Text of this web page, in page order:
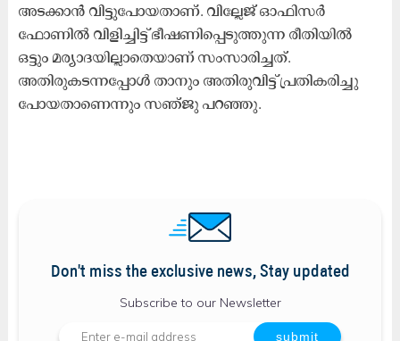
അടക്കാന്‍ വിട്ടുപോയതാണ്. വില്ലേജ് ഓഫിസര്‍
ഫോണില്‍ വിളിച്ചിട്ട് ഭീഷണിപ്പെടുത്തുന്ന രീതിയില്‍
ഒട്ടും മര്യാദയില്ലാതെയാണ് സംസാരിച്ചത്.
അതിരുകടന്നപ്പോള്‍ താനും അതിരുവിട്ട് പ്രതികരിച്ചു
പോയതാണെന്നും സഞ്ജു പറഞ്ഞു.
Don't miss the exclusive news, Stay updated
Subscribe to our Newsletter